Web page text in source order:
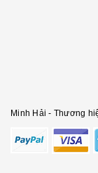
Minh Hải - Thương